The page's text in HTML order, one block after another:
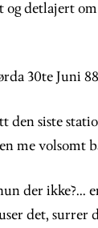
og detlajert
30te Juni
den siste
me volsomt
der ikke?...
det, surrer